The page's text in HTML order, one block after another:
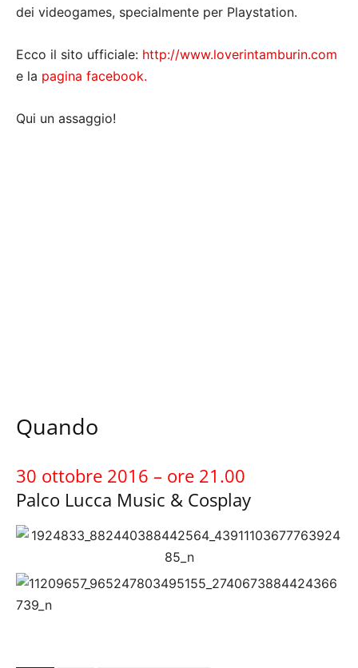
dei videogames, specialmente per Playstation.
Ecco il sito ufficiale: http://www.loverintamburin.com
e la pagina facebook.
Qui un assaggio!
Quando
30 ottobre 2016 – ore 21.00
Palco Lucca Music & Cosplay